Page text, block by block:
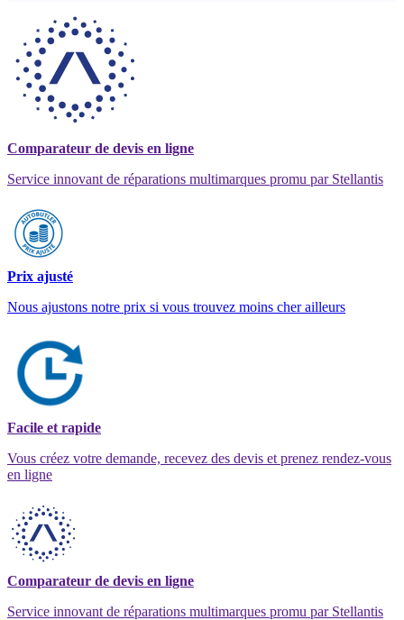
Comparateur de devis en ligne
Service innovant de réparations multimarques promu par Stellantis
Prix ajusté
Nous ajustons notre prix si vous trouvez moins cher ailleurs
Facile et rapide
Vous créez votre demande, recevez des devis et prenez rendez-vous
en ligne
Comparateur de devis en ligne
Service innovant de réparations multimarques promu par Stellantis